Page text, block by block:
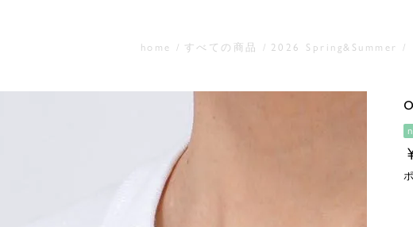
home すべての商品 2026 Spring&Summer